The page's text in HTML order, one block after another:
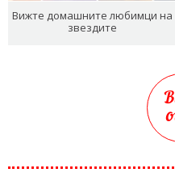
Вижте домашните любимци на
звездите